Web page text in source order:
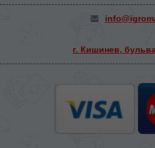
г. Кишинев,